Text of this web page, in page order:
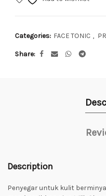
Categories: FACE TONIC ,
Share
Description
Penyegar untuk kulit